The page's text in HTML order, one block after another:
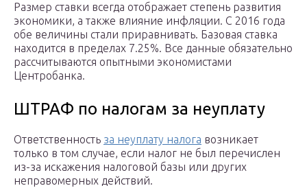
Размер ставки всегда отображает степень развития
экономики, а также влияние инфляции. С 2016 года
обе величины стали приравнивать. Базовая ставка
находится в пределах 7.25%. Все данные обязательно
рассчитываются опытными экономистами
Центробанка.
ШТРАФ по налогам за неуплату
Ответственность за неуплату налога возникает
только в том случае, если налог не был перечислен
из-за искажения налоговой базы или других
неправомерных действий.